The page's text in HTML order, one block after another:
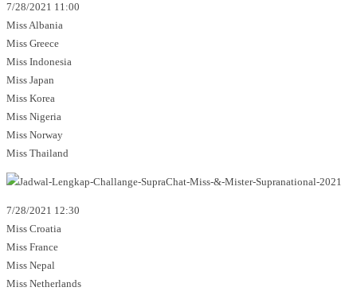
7/28/2021 11:00
Miss Albania
Miss Greece
Miss Indonesia
Miss Japan
Miss Korea
Miss Nigeria
Miss Norway
Miss Thailand
7/28/2021 12:30
Miss Croatia
Miss France
Miss Nepal
Miss Netherlands